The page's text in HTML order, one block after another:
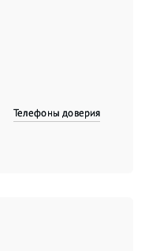
Телефоны доверия